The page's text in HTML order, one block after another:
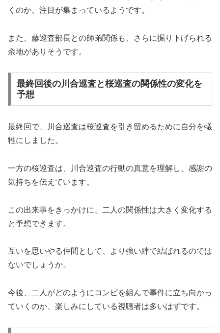
くのか、注目が集まっているようです。
また、藤巡査部長との師弟関係も、さらに掘り下げられる
余地がありそうです。
最終回後の川合巡査と桜巡査の関係性の変化を
予想
最終回で、川合巡査は桜巡査を引き留めるために自分を犠
牲にしました。
一方の桜巡査は、川合巡査の行動の真意を理解し、感謝の
気持ちを伝えています。
この出来事をきっかけに、二人の関係性は大きく変化する
と予想できます。
互いを思いやる仲間として、より強い絆で結ばれるのでは
ないでしょうか。
今後、二人がどのようにコンビを組んで事件に立ち向かっ
ていくのか、楽しみにしている視聴者は多いはずです。